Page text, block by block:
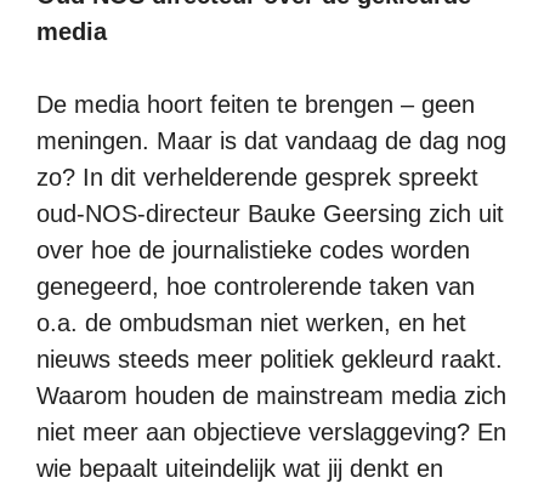
media
De media hoort feiten te brengen – geen
meningen. Maar is dat vandaag de dag nog
zo? In dit verhelderende gesprek spreekt
oud-NOS-directeur Bauke Geersing zich uit
over hoe de journalistieke codes worden
genegeerd, hoe controlerende taken van
o.a. de ombudsman niet werken, en het
nieuws steeds meer politiek gekleurd raakt.
Waarom houden de mainstream media zich
niet meer aan objectieve verslaggeving? En
wie bepaalt uiteindelijk wat jij denkt en